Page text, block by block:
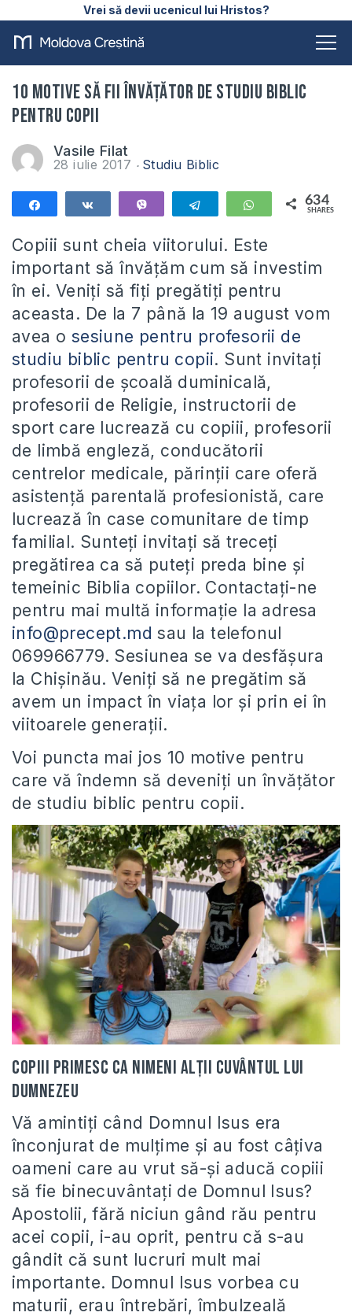
Vrei să devii ucenicul lui Hristos?
10 motive să fii învățător de studiu biblic
pentru copii
Vasile Filat
28 iulie 2017 Studiu Biblic
Telegram WhatsApp
634
SHARES
Copiii sunt cheia viitorului. Este
important să învățăm cum să investim
în ei. Veniți să fiți pregătiți pentru
aceasta. De la 7 până la 19 august vom
avea o sesiune pentru profesorii de
studiu biblic pentru copii. Sunt invitați
profesorii de școală duminicală,
profesorii de Religie, instructorii de
sport care lucrează cu copiii, profesorii
de limbă engleză, conducătorii
centrelor medicale, părinții care oferă
asistență parentală profesionistă, care
lucrează în case comunitare de timp
familial. Sunteți invitați să treceți
pregătirea ca să puteți preda bine și
temeinic Biblia copiilor. Contactați-ne
pentru mai multă informație la adresa
info@precept.md sau la telefonul
069966779. Sesiunea se va desfășura
la Chișinău. Veniți să ne pregătim să
avem un impact în viața lor și prin ei în
viitoarele generații.
Voi puncta mai jos 10 motive pentru
care vă îndemn să deveniți un învățător
de studiu biblic pentru copii.
Copiii primesc ca nimeni alții Cuvântul lui
Dumnezeu
Vă amintiți când Domnul Isus era
înconjurat de mulțime și au fost câțiva
oameni care au vrut să-și aducă copiii
să fie binecuvântați de Domnul Isus?
Apostolii, fără niciun gând rău pentru
acei copii, i-au oprit, pentru că s-au
gândit că sunt lucruri mult mai
importante. Domnul Isus vorbea cu
maturii, erau întrebări, îmbulzeală